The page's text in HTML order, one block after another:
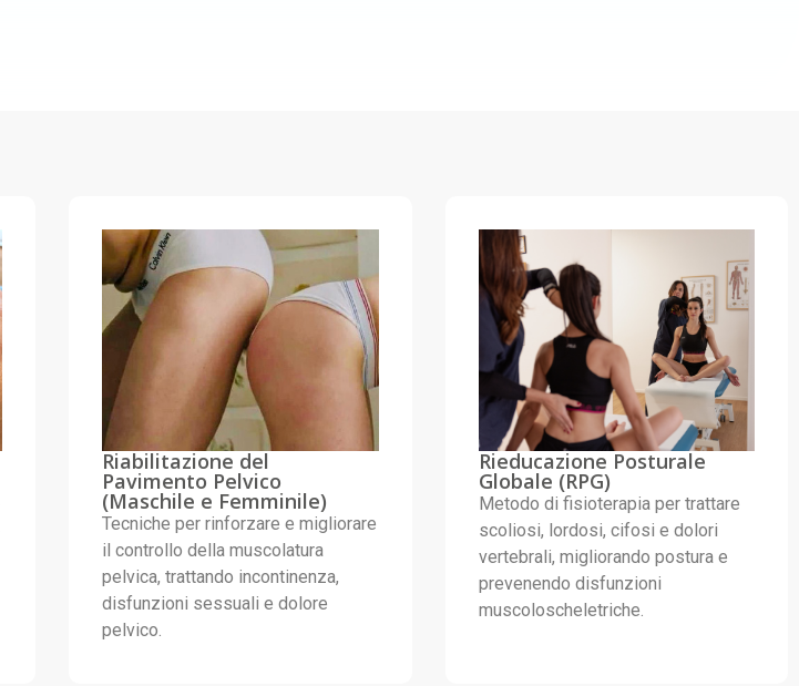
Riabilitazione del
Pavimento Pelvico
(Maschile e Femminile)
Tecniche per rinforzare e migliorare
il controllo della muscolatura
pelvica, trattando incontinenza,
disfunzioni sessuali e dolore
pelvico.
Rieducazione Posturale
Globale (RPG)
Metodo di fisioterapia per trattare
scoliosi, lordosi, cifosi e dolori
vertebrali, migliorando postura e
prevenendo disfunzioni
muscoloscheletriche.